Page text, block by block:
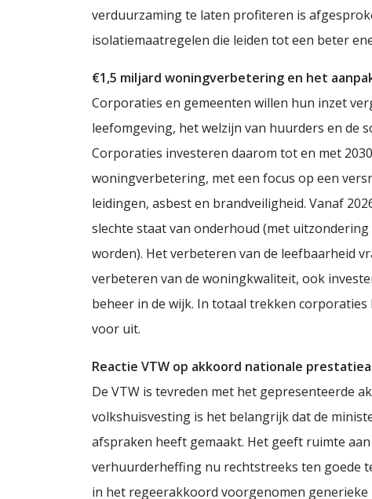
verduurzaming te laten profiteren is
isolatiemaatregelen die leiden tot een beter
€1,5 miljard woningverbetering en het
Corporaties en gemeenten willen hun inzet
leefomgeving, het welzijn van huurders en de
Corporaties investeren daarom tot en met
woningverbetering, met een focus op een
leidingen, asbest en brandveiligheid. Vanaf
slechte staat van onderhoud (met
worden). Het verbeteren van de leefbaarheid
verbeteren van de woningkwaliteit, ook
beheer in de wijk. In totaal trekken
voor uit.
Reactie VTW op akkoord nationale
De VTW is tevreden met het gepresenteerde
volkshuisvesting is het belangrijk dat de
afspraken heeft gemaakt. Het geeft ruimte
verhuurderheffing nu rechtstreeks ten goede
in het regeerakkoord voorgenomen